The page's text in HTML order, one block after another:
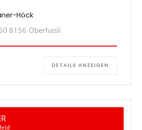
Höck
8156 Oberhasli
DETAILS ANZEIGEN